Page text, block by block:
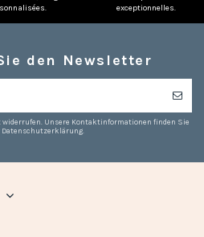
exceptionnelles.
den Newsletter
Unsere Kontaktinformationen finden Sie
Datenschutzerklärung.